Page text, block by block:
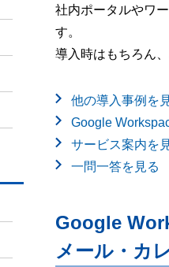
社内ポータルやワ
す。
導入時はもちろん
他の導入事例を
Google
サービス案内を
一問一答を見る
Google
メール・カ